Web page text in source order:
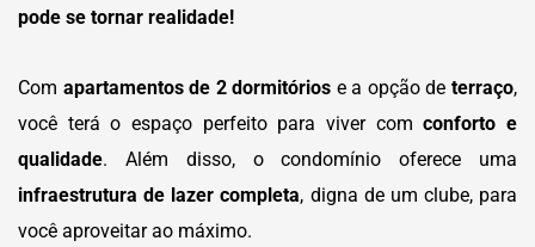
pode se tornar realidade!
Com apartamentos de 2 dormitórios e a opção deterraço,
você terá o espaço perfeito para viver comconforto e
qualidade. Além disso, o condomínio oferece uma
infraestrutura de lazer completa, digna de um clube, para
você aproveitar ao máximo.